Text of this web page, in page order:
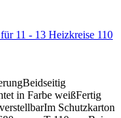
11 - 13 Heizkreise 110
in Farbe weißFertig
Schutzkarton